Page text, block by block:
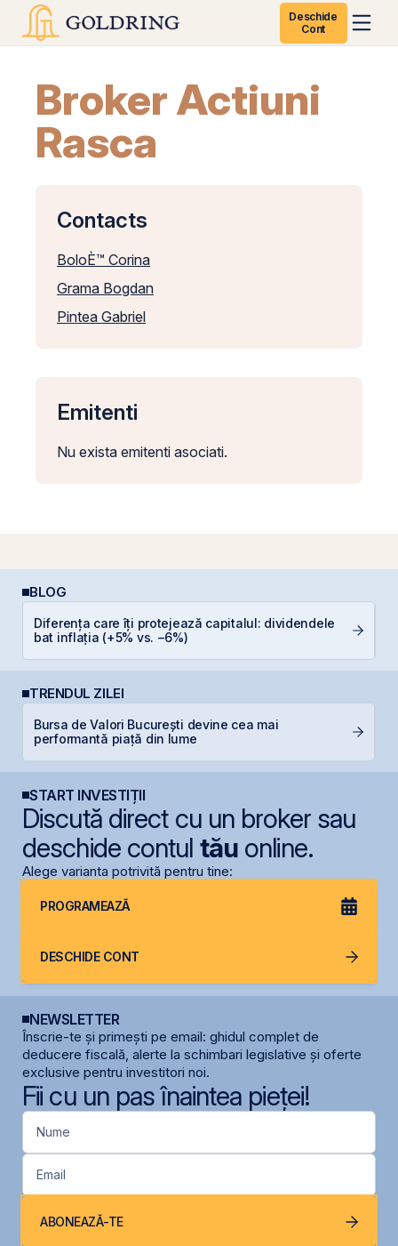
Deschide
Cont
Broker Actiuni
Rasca
Contacts
BoloÈ™ Corina
Grama Bogdan
Pintea Gabriel
Emitenti
Nu exista emitenti asociati.
BLOG
Diferența care îți protejează capitalul: dividendele
bat inflația (+5% vs. −6%)
TRENDUL ZILEI
Bursa de Valori București devine cea mai
performantă piață din lume
START INVESTIȚII
Discută direct cu un broker sau
deschide contul tăuonline.
Alege varianta potrivită pentru tine:
PROGRAMEAZĂ
DESCHIDE CONT
NEWSLETTER
Înscrie-te și primești pe email: ghidul complet de
deducere fiscală, alerte la schimbari legislative și oferte
exclusive pentru investitori noi.
Fii cu un pas înaintea pieței!
Nume
Email
ABONEAZĂ-TE